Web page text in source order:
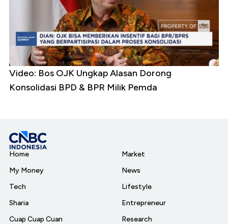
Video: Bos OJK Ungkap Alasan Dorong
Konsolidasi BPD & BPR Milik Pemda
Home
My Money
Tech
Sharia
Cuap Cuap Cuan
Market
News
Lifestyle
Entrepreneur
Research